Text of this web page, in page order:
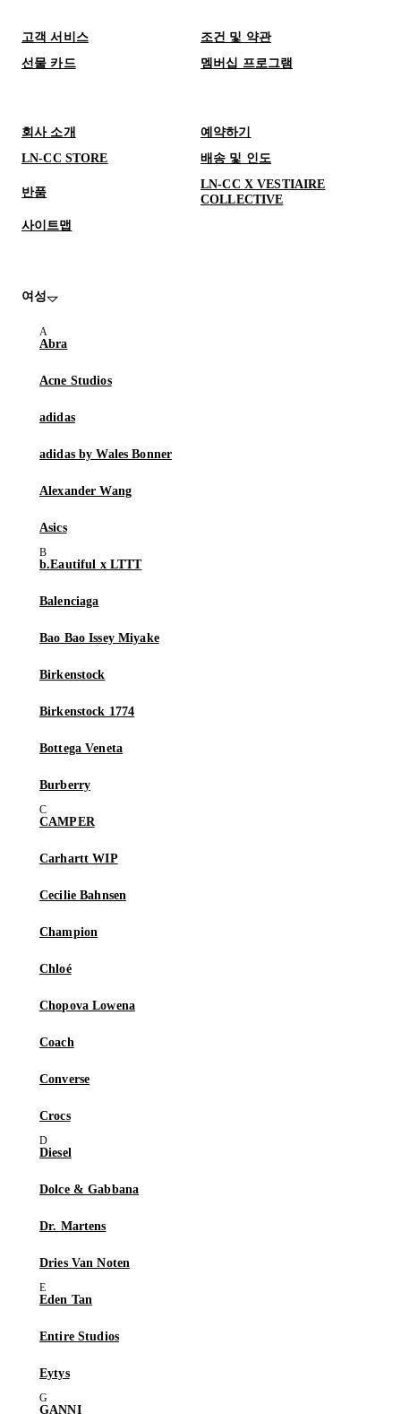
고객 서비스
조건 및 약관
선물 카드
멤버십 프로그램
회사 소개
예약하기
LN-CC STORE
배송 및 인도
반품
LN-CC X VESTIAIRE
COLLECTIVE
사이트맵
여성
Abra
Acne Studios
adidas
adidas by Wales Bonner
Alexander Wang
Asics
b.Eautiful x LTTT
Balenciaga
Bao Bao Issey Miyake
Birkenstock
Birkenstock 1774
Bottega Veneta
Burberry
CAMPER
Carhartt WIP
Cecilie Bahnsen
Champion
Chloé
Chopova Lowena
Coach
Converse
Crocs
Diesel
Dolce & Gabbana
Dr. Martens
Dries Van Noten
Eden Tan
Entire Studios
Eytys
GANNI